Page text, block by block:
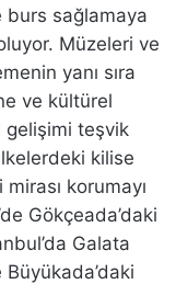
burs sağlamaya
Müzeleri ve
yanı sıra
ve kültürel
gelişimi teşvik
kilise
korumayı
Gökçeada’daki
Galata